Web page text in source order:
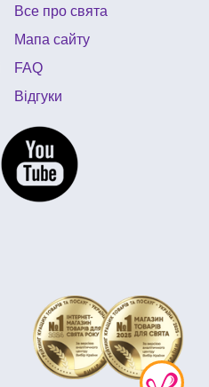
Все про свята
Мапа сайту
FAQ
Відгуки